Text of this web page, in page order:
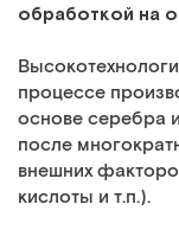
обработкой на
процессе
основе серебра
после
внешних
кислоты и т.п.).